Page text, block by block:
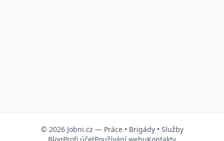
© 2026 Jobni.cz — Práce• Brigády• Služby